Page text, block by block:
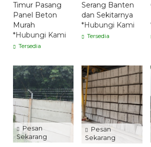
Timur Pasang
Panel Beton
Murah
*Hubungi Kami
Tersedia
Serang Banten
dan Sekitarnya
*Hubungi Kami
Tersedia
Pesan
Sekarang
Pesan
Sekarang